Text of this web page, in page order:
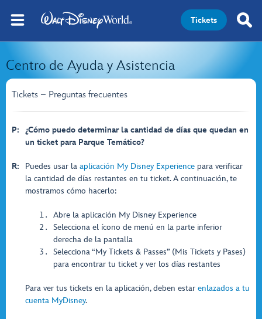
Tickets
Centro de Ayuda y Asistencia
Tickets – Preguntas frecuentes
P:
¿Cómo puedo determinar la cantidad de días que quedan en
un ticket para Parque Temático?
R: Puedes usar la aplicación My Disney Experience para verificar
la cantidad de días restantes en tu ticket. A continuación, te
mostramos cómo hacerlo:
Abre la aplicación My Disney Experience
Selecciona el ícono de menú en la parte inferior
derecha de la pantalla
Selecciona “My Tickets & Passes” (Mis Tickets y Pases)
para encontrar tu ticket y ver los días restantes
Para ver tus tickets en la aplicación, deben estar enlazados a tu
cuenta MyDisney.